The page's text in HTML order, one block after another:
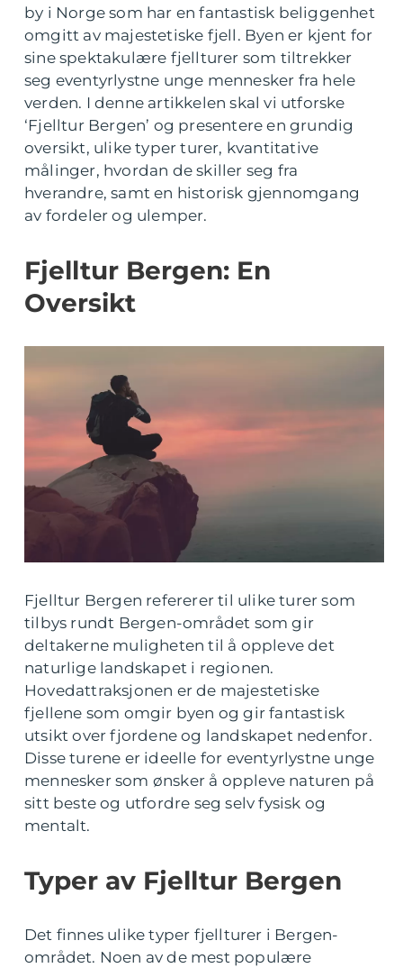
by i Norge som har en fantastisk beliggenhet
omgitt av majestetiske fjell. Byen er kjent for
sine spektakulære fjellturer som tiltrekker
seg eventyrlystne unge mennesker fra hele
verden. I denne artikkelen skal vi utforske
‘Fjelltur Bergen’ og presentere en grundig
oversikt, ulike typer turer, kvantitative
målinger, hvordan de skiller seg fra
hverandre, samt en historisk gjennomgang
av fordeler og ulemper.
Fjelltur Bergen: En
Oversikt
Fjelltur Bergen refererer til ulike turer som
tilbys rundt Bergen-området som gir
deltakerne muligheten til å oppleve det
naturlige landskapet i regionen.
Hovedattraksjonen er de majestetiske
fjellene som omgir byen og gir fantastisk
utsikt over fjordene og landskapet nedenfor.
Disse turene er ideelle for eventyrlystne unge
mennesker som ønsker å oppleve naturen på
sitt beste og utfordre seg selv fysisk og
mentalt.
Typer av Fjelltur Bergen
Det finnes ulike typer fjellturer i Bergen-
området. Noen av de mest populære